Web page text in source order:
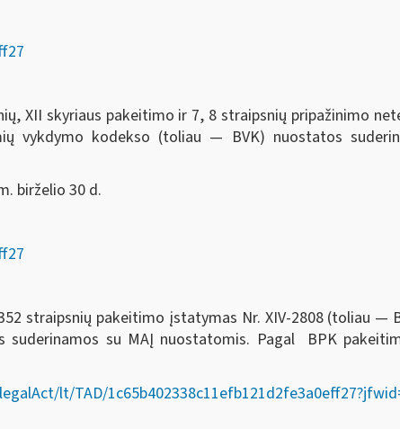
pakeitimo ir 7, 8 straipsnių pripažinimo
vykdymo kodekso (toliau — BVK) nuostatos
birželio 30 d.
straipsnių pakeitimo įstatymas Nr. XIV-2808 (toliau —
su MAĮ nuostatomis. Pagal BPK
lt/TAD/